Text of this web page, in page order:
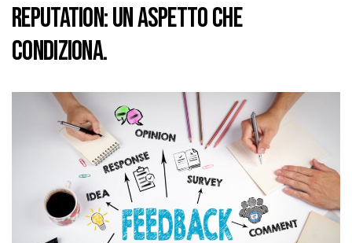
REPUTATION: UN ASPETTO CHE
CONDIZIONA.